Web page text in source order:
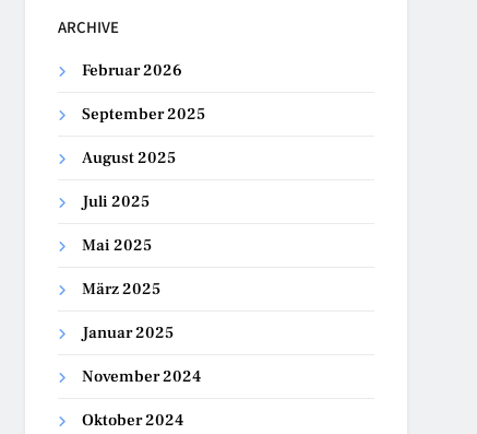
ARCHIVE
Februar 2026
September 2025
August 2025
Juli 2025
Mai 2025
März 2025
Januar 2025
November 2024
Oktober 2024